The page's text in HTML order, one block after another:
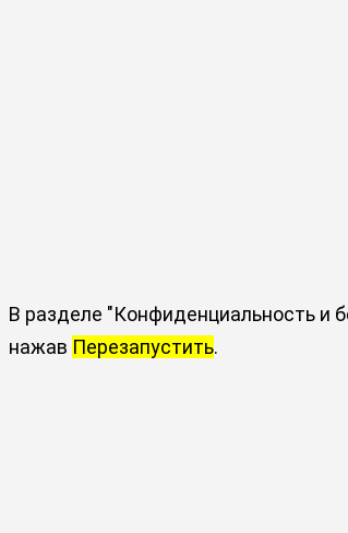
В разделе "Конфиденциальность и
нажав Перезапустить.